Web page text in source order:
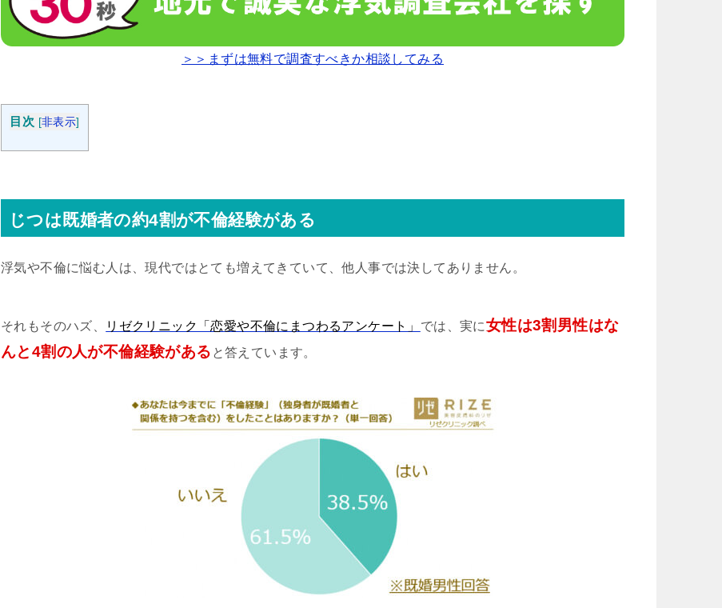
＞＞まずは無料で調査すべきか相談してみる
目次 [非表示]
じつは既婚者の約4割が不倫経験がある
浮気や不倫に悩む人は、現代ではとても増えてきていて、他人事では決してありません。
それもそのハズ、 リゼクリニック「恋愛や不倫にまつわるアンケート」 では、実に女性は3割男性はな
んと4割の人が不倫経験がある と答えています。